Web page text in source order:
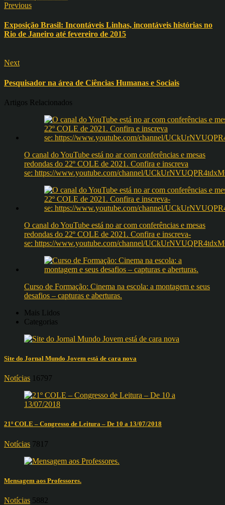
Previous
Exposição Brasil: Incontáveis Linhas, incontáveis histórias no
Rio de Janeiro até fevereiro de 2015
Next
Pesquisador na área de Ciências Humanas e Sociais
Artigos Relacionados
O canal do YouTube está no ar com conferências e mesas
redondas do 22º COLE de 2021. Confira e inscreva
se: https://www.youtube.com/channel/
O canal do YouTube está no ar com conferências e mesas
redondas do 22º COLE de 2021. Confira e inscreva-
se: https://www.youtube.com/channel/
Curso de Formação: Cinema na escola: a montagem e seus
desafios – capturas e aberturas.
Mais Lidos
Categorias
Site do Jornal Mundo Jovem está de cara nova
Notícias 16797
21º COLE – Congresso de Leitura – De 10 a 13/07/2018
Notícias 7817
Mensagem aos Professores.
Notícias 5882